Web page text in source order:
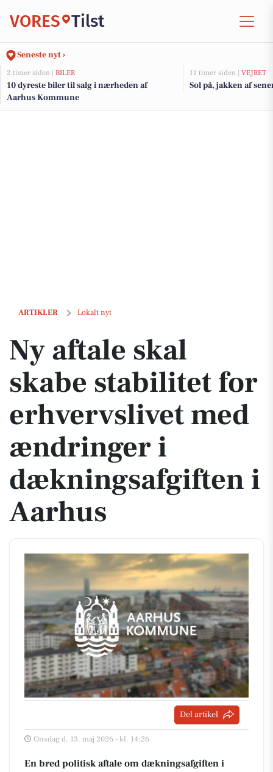
VORES Tilst
Seneste nyt ›
2 timer siden | BILER
10 dyreste biler til salg i nærheden af
Aarhus Kommune
11 timer siden | VEJRET
Sol på, jakken af
ARTIKLER Lokalt nyt
Ny aftale skal skabe stabilitet for erhvervslivet med ændringer i
Ny aftale skal
skabe stabilitet for
erhvervslivet med
ændringer i
dækningsafgiften i
Aarhus
Del artikel
Onsdag d. 13. maj 2026 - kl. 14:26
En bred politisk aftale om dækningsafgiften i